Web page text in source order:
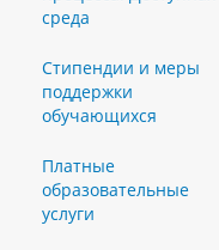
среда
Стипендии и меры
поддержки
обучающихся
Платные
образовательные
услуги